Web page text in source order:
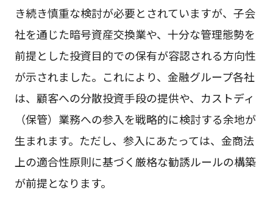
き続き慎重な検討が必要とされていますが、子会
社を通じた暗号資産交換業や、十分な管理態勢を
前提とした投資目的での保有が容認される方向性
が示されました。これにより、金融グループ各社
は、顧客への分散投資手段の提供や、カストディ
（保管）業務への参入を戦略的に検討する余地が
生まれます。ただし、参入にあたっては、金商法
上の適合性原則に基づく厳格な勧誘ルールの構築
が前提となります。